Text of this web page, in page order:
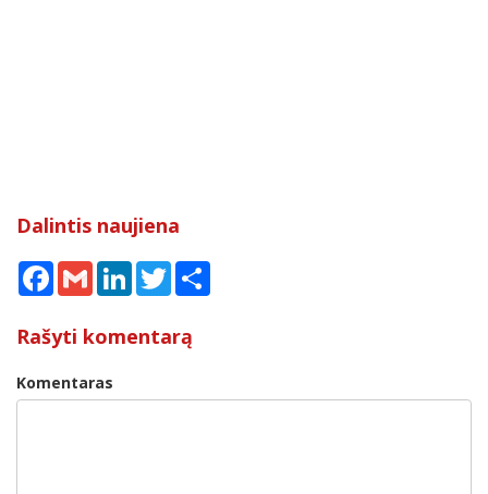
Dalintis naujiena
Facebook
Gmail LinkedInTwitter
Rašyti komentarą
Komentaras